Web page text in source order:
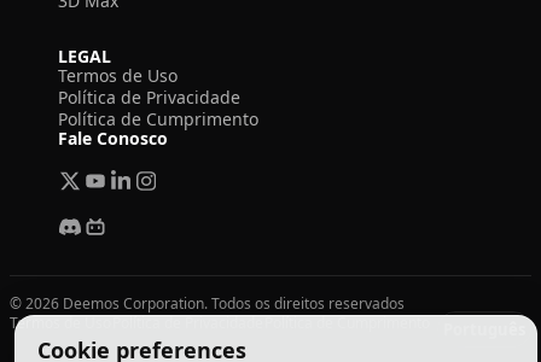
Cookie preferences
LEGAL
Termos de Uso
Política de Privacidade
Política de Cumprimento
Fale Conosco
© 2026 Deemos Corporation. Todos os direitos reservados
Termos de Uso